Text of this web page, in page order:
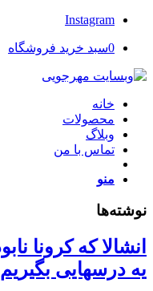
Instagram
0سبد خرید فروشگاه
خانه
محصولات
وبلاگ
تماس با من
منو
نوشته‌ها
انشالا که کرونا
یه درسهایی بگیریم